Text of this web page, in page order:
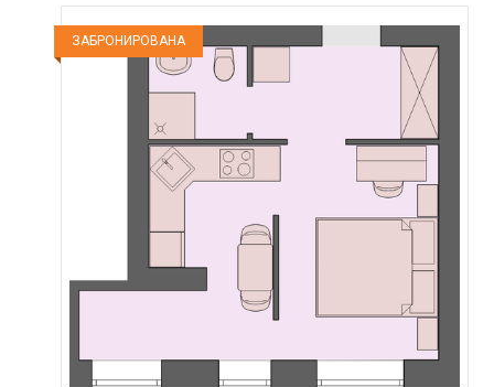
ЗАБРОНИРОВАНА